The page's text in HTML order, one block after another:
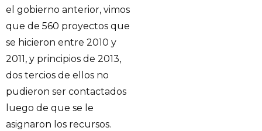
el gobierno anterior, vimos
que de 560 proyectos que
se hicieron entre 2010 y
2011, y principios de 2013,
dos tercios de ellos no
pudieron ser contactados
luego de que se le
asignaron los recursos.